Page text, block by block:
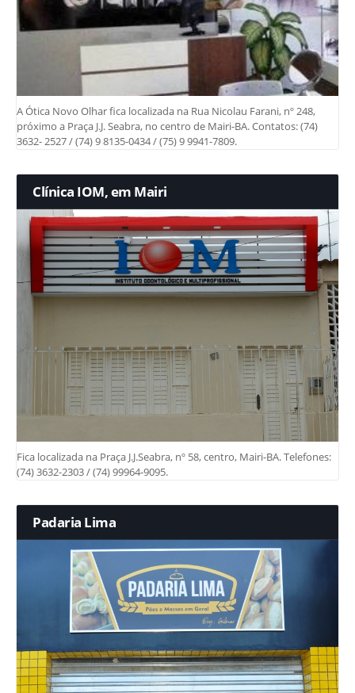
A Ótica Novo Olhar fica localizada na Rua Nicolau Farani, nº 248,
próximo a Praça J.J. Seabra, no centro de Mairi-BA. Contatos: (74)
3632- 2527 / (74) 9 8135-0434 / (75) 9 9941-7809.
Clínica IOM, em Mairi
Fica localizada na Praça J.J.Seabra, nº 58, centro, Mairi-BA. Telefones:
(74) 3632-2303 / (74) 99964-9095.
Padaria Lima